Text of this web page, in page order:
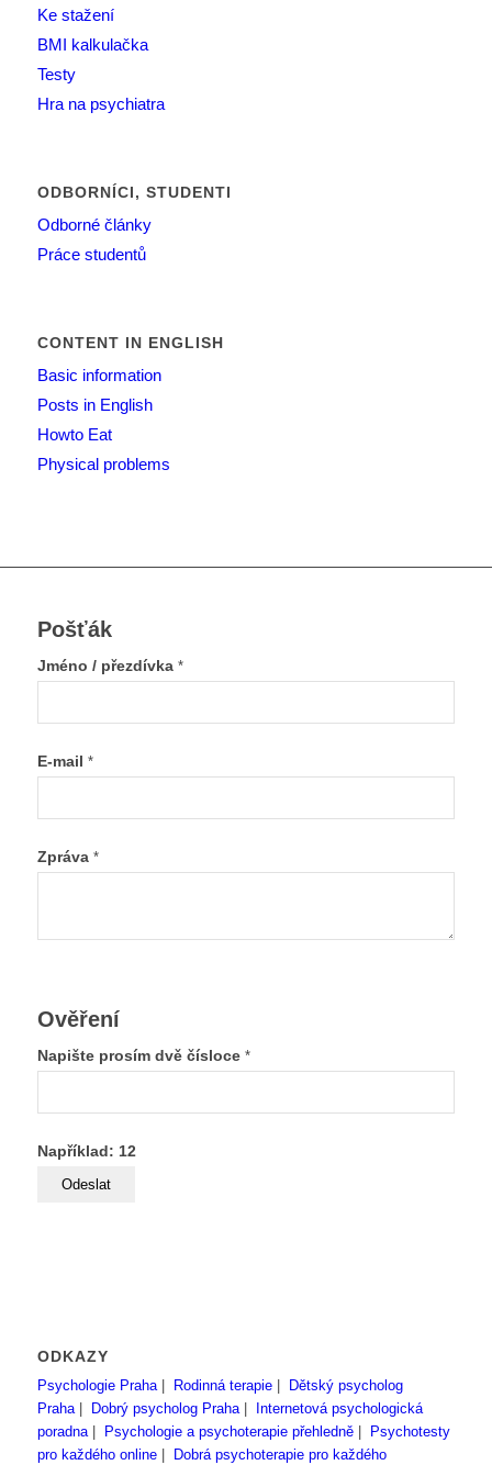
Ke stažení
BMI kalkulačka
Testy
Hra na psychiatra
ODBORNÍCI, STUDENTI
Odborné články
Práce studentů
CONTENT IN ENGLISH
Basic information
Posts in English
Howto Eat
Physical problems
Pošťák
Jméno / přezdívka *
E-mail *
Zpráva *
Ověření
Napište prosím dvě čísloce *
Například: 12
ODKAZY
Psychologie Praha| Rodinná terapie|
Dětský psycholog
Praha| Dobrý psycholog Praha|
Internetová psychologická
poradna| Psychologie a psychoterapie přehledně|
Psychotesty
pro každého online|
Dobrá psychoterapie pro každého